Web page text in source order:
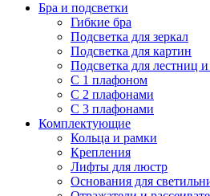
Бра и подсветки
Гибкие бра
Подсветка для зеркал
Подсветка для картин
Подсветка для лестниц
С 1 плафоном
С 2 плафонами
С 3 плафонами
Комплектующие
Кольца и рамки
Крепления
Лифты для люстр
Основания для